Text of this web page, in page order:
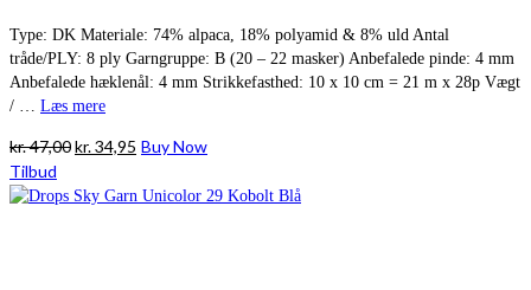
Type: DK Materiale: 74% alpaca, 18% polyamid & 8% uld Antal
tråde/PLY: 8 ply Garngruppe: B (20 – 22 masker) Anbefalede pinde: 4 mm
Anbefalede hæklenål: 4 mm Strikkefasthed: 10 x 10 cm = 21 m x 28p Vægt
/ … Læs mere
kr.47,00Den
pris
kr.34,95 Den
pris
Buy Now
Tilbud